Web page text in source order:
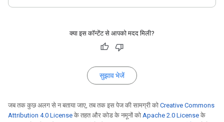
क्या इस कॉन्टेंट से आपको मदद मिली?
सुझाव भेजें
जब तक कुछ अलग से न बताया जाए, तब तक इस पेज की सामग्री को Creative Commons
Attribution 4.0 License के तहत और कोड के नमूनों को Apache 2.0 License के